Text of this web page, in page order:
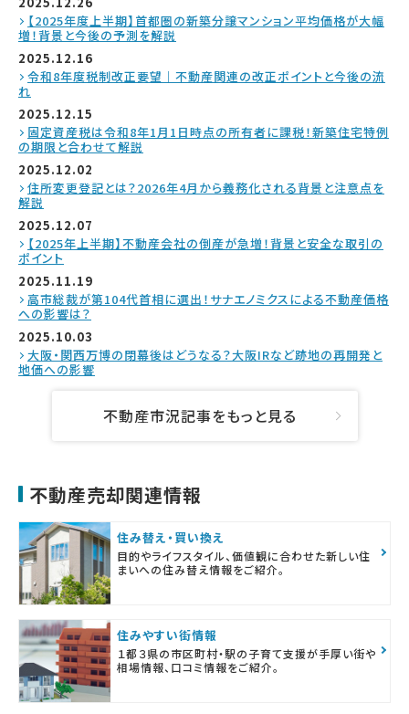
【2025年度上半期】首都圏の新築分譲マンション平均価格が大幅
増！背景と今後の予測を解説
2025.12.16
令和8年度税制改正要望｜不動産関連の改正ポイントと今後の流
れ
2025.12.15
固定資産税は令和8年1月1日時点の所有者に課税！新築住宅特例
の期限と合わせて解説
2025.12.02
住所変更登記とは？2026年4月から義務化される背景と注意点を
解説
2025.12.07
【2025年上半期】不動産会社の倒産が急増！背景と安全な取引の
ポイント
2025.11.19
高市総裁が第104代首相に選出！サナエノミクスによる不動産価格
への影響は？
2025.10.03
大阪・関西万博の閉幕後はどうなる？大阪IRなど跡地の再開発と
地価への影響
不動産市況記事をもっと見る
不動産売却関連情報
住み替え・買い換え
目的やライフスタイル、価値観に合わせた新しい住
まいへの住み替え情報をご紹介。
住みやすい街情報
１都３県の市区町村・駅の子育て支援が手厚い街や
相場情報、口コミ情報をご紹介。